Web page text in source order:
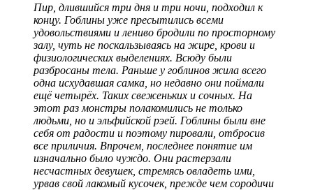
Пир, длившийся три дня и три ночи, подходил к
концу. Гоблины уже пресытились всеми
удовольствиями и лениво бродили по просторному
залу, чуть не поскальзываясь на жире, крови и
физиологических выделениях. Всюду были
разбросаны тела. Раньше у гоблинов жила всего
одна исхудавшая самка, но недавно они поймали
ещё четырёх. Таких свеженьких и сочных. На
этот раз монстры полакомились не только
людьми, но и эльфийской рэей. Гоблины были вне
себя от радости и поэтому пировали, отбросив
все приличия. Впрочем, последнее понятие им
изначально было чуждо. Они растерзали
несчастных девушек, стремясь овладеть ими,
урвав свой лакомый кусочек, прежде чем сородичи